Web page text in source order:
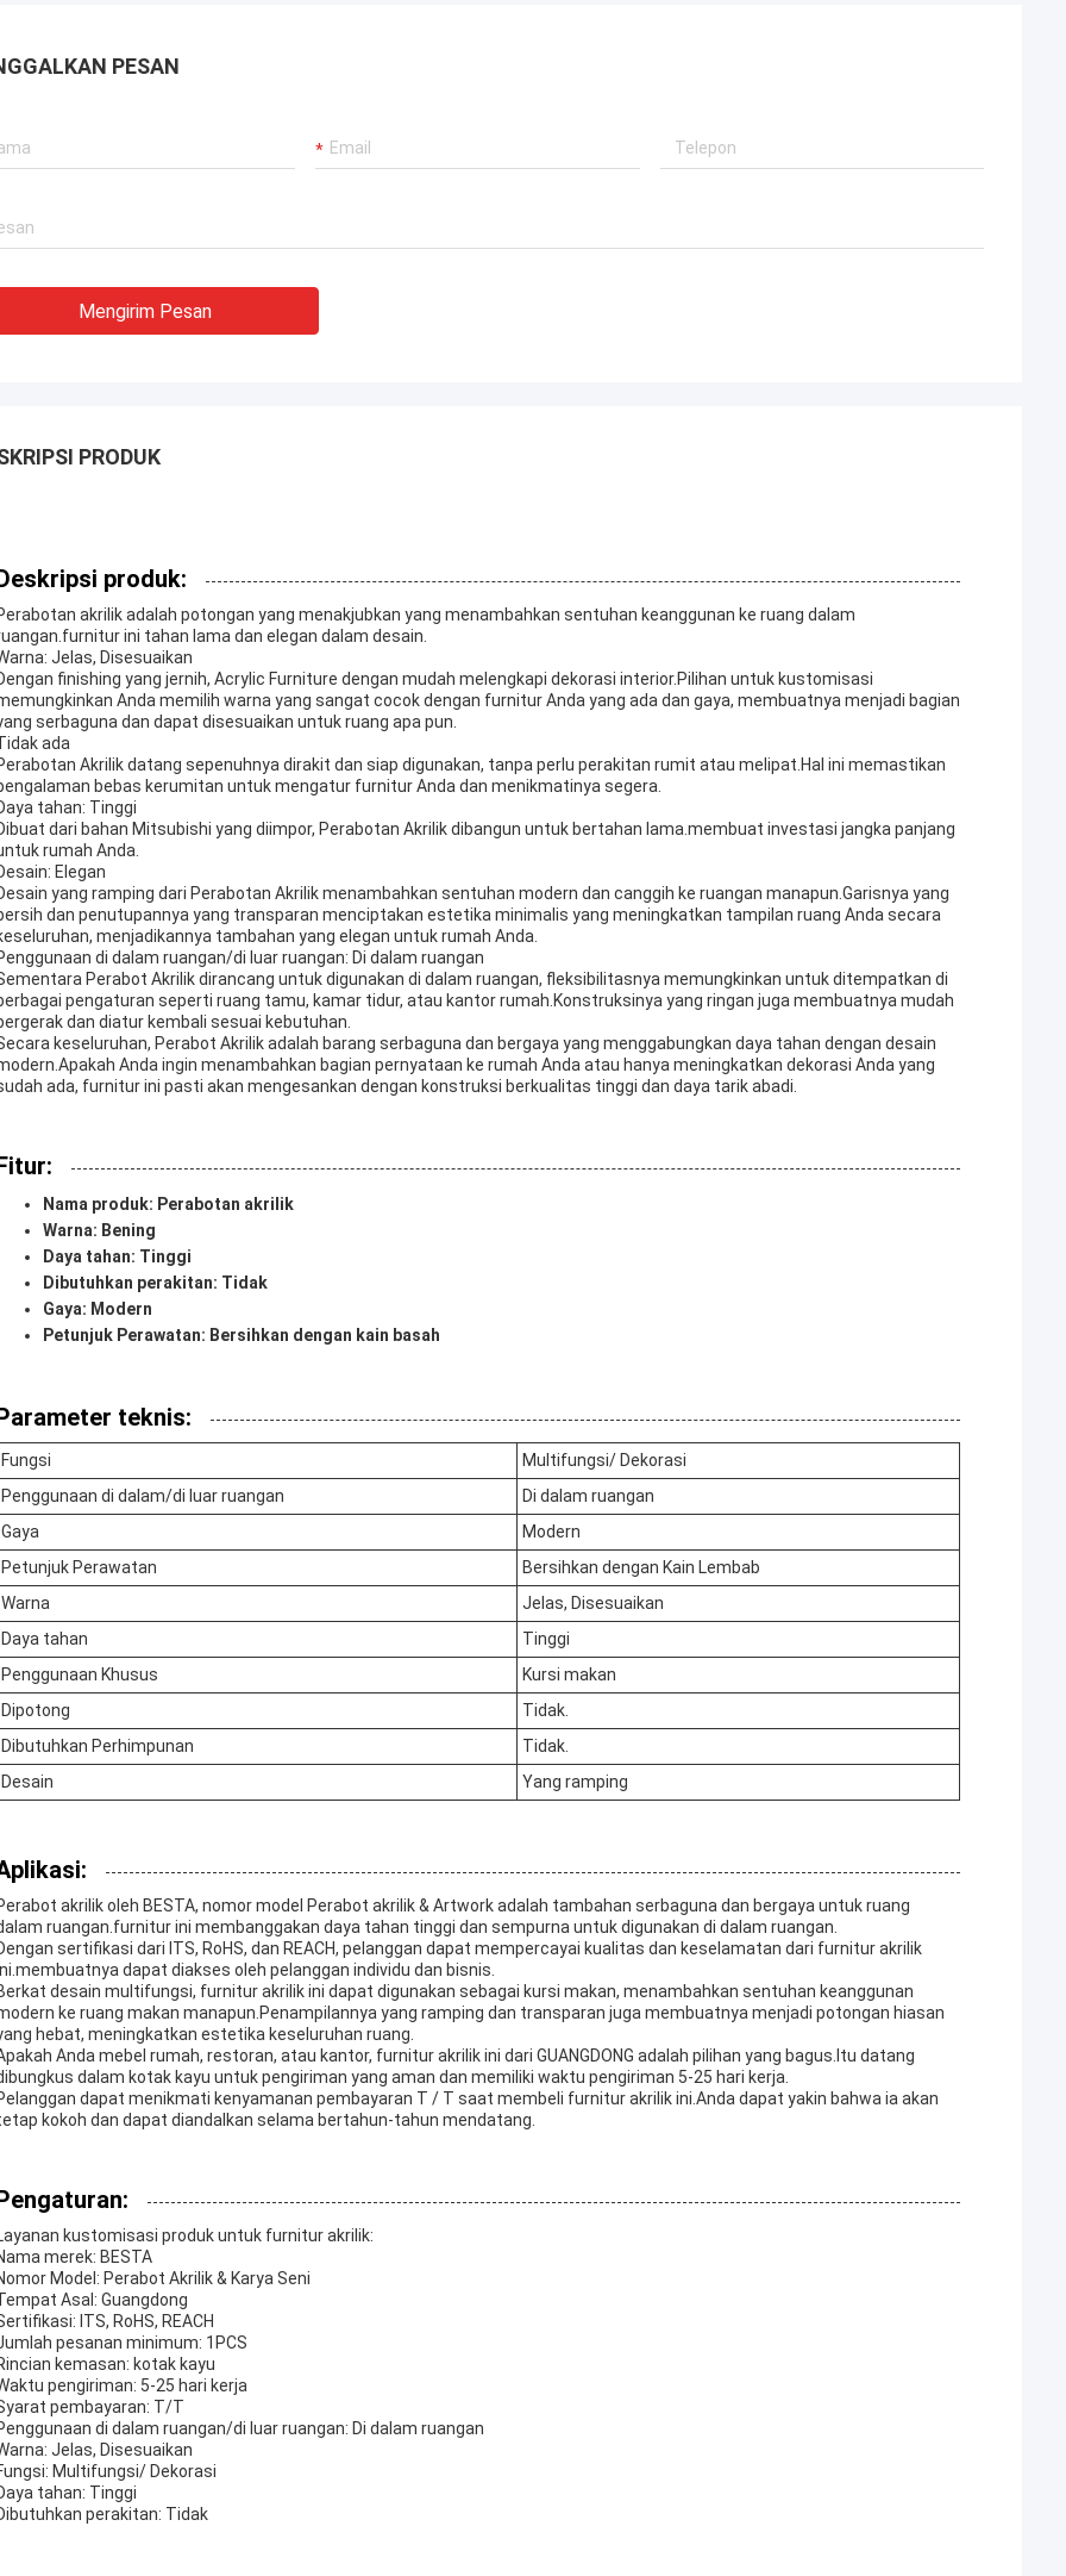
PESAN
Mengirim Pesan
PRODUK
produk:
akrilik adalah potongan yang menakjubkan yang menambahkan sentuhan keanggunan ke ruang dalam
ini tahan lama dan elegan dalam desain.
Jelas, Disesuaikan
finishing yang jernih, Acrylic Furniture dengan mudah melengkapi dekorasi interior.Pilihan untuk kustomisasi
Anda memilih warna yang sangat cocok dengan furnitur Anda yang ada dan gaya, membuatnya menjadi bagian
serbaguna dan dapat disesuaikan untuk ruang apa pun.
ada
Akrilik datang sepenuhnya dirakit dan siap digunakan, tanpa perlu perakitan rumit atau melipat.Hal ini memastikan
bebas kerumitan untuk mengatur furnitur Anda dan menikmatinya segera.
tahan: Tinggi
dari bahan Mitsubishi yang diimpor, Perabotan Akrilik dibangun untuk bertahan lama.membuat investasi jangka panjang
rumah Anda.
Elegan
yang ramping dari Perabotan Akrilik menambahkan sentuhan modern dan canggih ke ruangan manapun.Garisnya yang
dan penutupannya yang transparan menciptakan estetika minimalis yang meningkatkan tampilan ruang Anda secara
menjadikannya tambahan yang elegan untuk rumah Anda.
di dalam ruangan/di luar ruangan: Di dalam ruangan
Perabot Akrilik dirancang untuk digunakan di dalam ruangan, fleksibilitasnya memungkinkan untuk ditempatkan di
pengaturan seperti ruang tamu, kamar tidur, atau kantor rumah.Konstruksinya yang ringan juga membuatnya mudah
dan diatur kembali sesuai kebutuhan.
keseluruhan, Perabot Akrilik adalah barang serbaguna dan bergaya yang menggabungkan daya tahan dengan desain
Anda ingin menambahkan bagian pernyataan ke rumah Anda atau hanya meningkatkan dekorasi Anda yang
ada, furnitur ini pasti akan mengesankan dengan konstruksi berkualitas tinggi dan daya tarik abadi.
Nama produk: Perabotan akrilik
Warna: Bening
Daya tahan: Tinggi
Dibutuhkan perakitan: Tidak
Gaya: Modern
Petunjuk Perawatan: Bersihkan dengan kain basah
teknis:
Fungsi
Multifungsi/ Dekorasi
Penggunaan di dalam/di luar ruangan
Di dalam ruangan
Gaya
Modern
Petunjuk Perawatan
Bersihkan dengan Kain Lembab
Warna
Jelas, Disesuaikan
Daya tahan
Tinggi
Penggunaan Khusus
Kursi makan
Dipotong
Tidak.
Dibutuhkan Perhimpunan
Tidak.
Desain
Yang ramping
akrilik oleh BESTA, nomor model Perabot akrilik & Artwork adalah tambahan serbaguna dan bergaya untuk ruang
ruangan.furnitur ini membanggakan daya tahan tinggi dan sempurna untuk digunakan di dalam ruangan.
sertifikasi dari ITS, RoHS, dan REACH, pelanggan dapat mempercayai kualitas dan keselamatan dari furnitur akrilik
dapat diakses oleh pelanggan individu dan bisnis.
desain multifungsi, furnitur akrilik ini dapat digunakan sebagai kursi makan, menambahkan sentuhan keanggunan
ke ruang makan manapun.Penampilannya yang ramping dan transparan juga membuatnya menjadi potongan hiasan
hebat, meningkatkan estetika keseluruhan ruang.
Anda mebel rumah, restoran, atau kantor, furnitur akrilik ini dari GUANGDONG adalah pilihan yang bagus.Itu datang
dalam kotak kayu untuk pengiriman yang aman dan memiliki waktu pengiriman 5-25 hari kerja.
dapat menikmati kenyamanan pembayaran T / T saat membeli furnitur akrilik ini.Anda dapat yakin bahwa ia akan
kokoh dan dapat diandalkan selama bertahun-tahun mendatang.
kustomisasi produk untuk furnitur akrilik:
merek: BESTA
Model: Perabot Akrilik & Karya Seni
Asal: Guangdong
ITS, RoHS, REACH
pesanan minimum: 1PCS
kemasan: kotak kayu
pengiriman: 5-25 hari kerja
pembayaran: T/T
di dalam ruangan/di luar ruangan: Di dalam ruangan
Jelas, Disesuaikan
Multifungsi/ Dekorasi
tahan: Tinggi
perakitan: Tidak